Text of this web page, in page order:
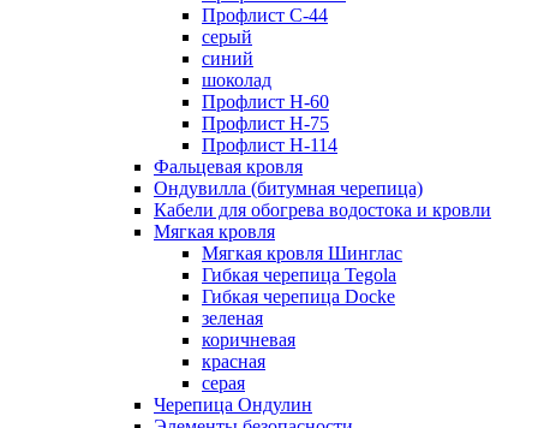
Профлист С-44
серый
синий
шоколад
Профлист Н-60
Профлист Н-75
Профлист H-114
Фальцевая кровля
Ондувилла (битумная черепица)
Кабели для обогрева водостока и кровли
Мягкая кровля
Мягкая кровля Шинглас
Гибкая черепица Tegola
Гибкая черепица Docke
зеленая
коричневая
красная
серая
Черепица Ондулин